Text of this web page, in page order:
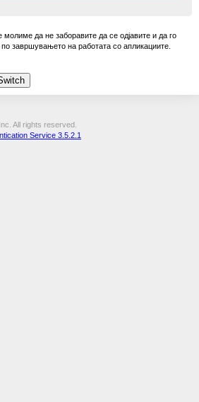
да не заборавите да се одјавите и да го
завршувањето на работата со апликациите.
All rights reserved.
Service 3.5.2.1